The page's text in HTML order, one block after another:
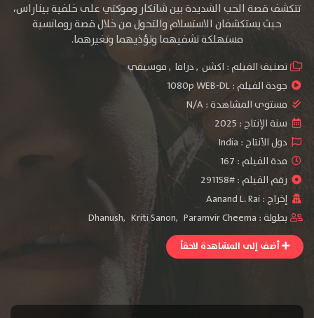
تتكشف قصة الحب الشديدة بين شانكار وموكتي على خلفية بيناراس،
حيث يستكشفان الاستسلام والتحول من خلال قصة رومانسية
مستهلكة تشفيهما وتؤذيهما وتغيرهما.
تصنيف الفيلم : اكشن ,دراما ,موسيقي
جودة الفيلم :1080p WEB-DL
مستوى المشاهدة :N/A
سنة الإنتاج : 2025
دول الأنتاج : India
مدة الفيلم : 167
رقم الفيلم : #291158
إخراج :Aanand L. Rai
بطولة :
Dhanush, Kriti Sanon, Paramvir Cheema
أضف إلى المشاهدة لاحقاً